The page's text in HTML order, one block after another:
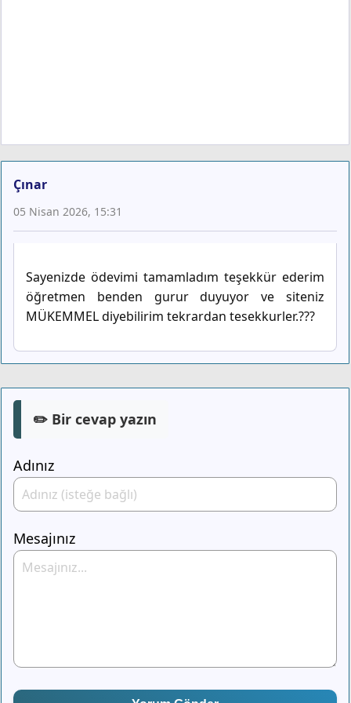
Çınar
05 Nisan 2026, 15:31
Sayenizde ödevimi tamamladım teşekkür ederim
öğretmen benden gurur duyuyor ve siteniz
MÜKEMMEL diyebilirim tekrardan tesekkurler.???
✏️ Bir cevap yazın
Adınız
Mesajınız